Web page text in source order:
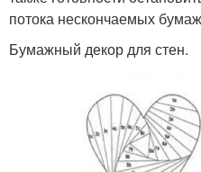
потока нескончаемых
Бумажный декор для стен.